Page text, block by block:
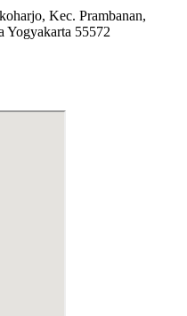
Kec. Prambanan,
Yogyakarta 55572